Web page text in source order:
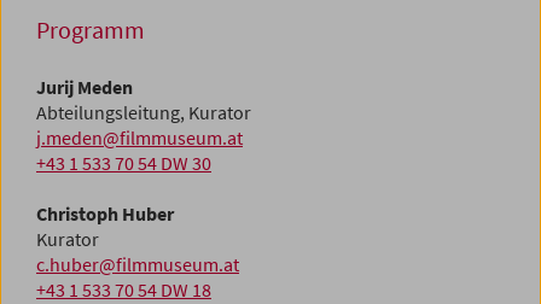
Programm
Jurij Meden
Abteilungsleitung, Kurator
j.meden@filmmuseum.at
+43 1 533 70 54 DW 30
Christoph Huber
Kurator
c.huber@filmmuseum.at
+43 1 533 70 54 DW 18